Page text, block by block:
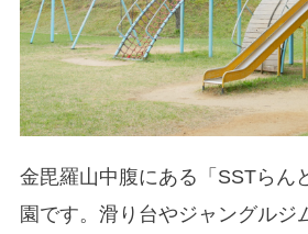
金毘羅山中腹にある「SSTらん
園です。滑り台やジャングルジ